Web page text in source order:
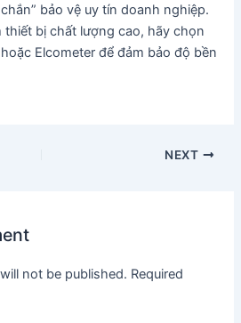
bảo vệ uy tín doanh nghiệp.
thiết bị chất lượng cao, hãy chọn
Elcometer để đảm bảo độ bền
NEXT
not be published. Required